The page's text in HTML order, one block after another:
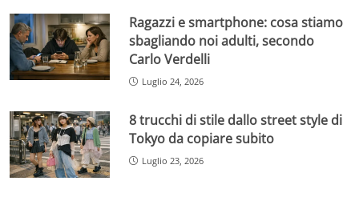
Ragazzi e smartphone: cosa stiamo
sbagliando noi adulti, secondo
Carlo Verdelli
Luglio 24, 2026
8 trucchi di stile dallo street style di
Tokyo da copiare subito
Luglio 23, 2026